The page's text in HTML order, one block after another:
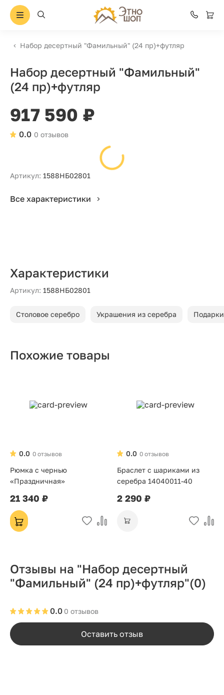
Набор десертный "Фамильный" (24 пр)+футляр
Набор десертный "Фамильный"
(24 пр)+футляр
917 590 ₽
0 отзывов
0.0
Артикул: 1588НБ02801
Все характеристики
Характеристики
Артикул: 1588НБ02801
Столовое серебро Украшения из серебра
Похожие товары
0 отзывов
0.0
Рюмка с чернью
«Праздничная»
21 340 ₽
0 отзывов
0.0
Браслет с шариками из
серебра 14040011-40
2 290 ₽
Отзывы на "Набор десертный
"Фамильный" (24 пр)+футляр"(0)
0 отзывов
0.0
Оставить отзыв